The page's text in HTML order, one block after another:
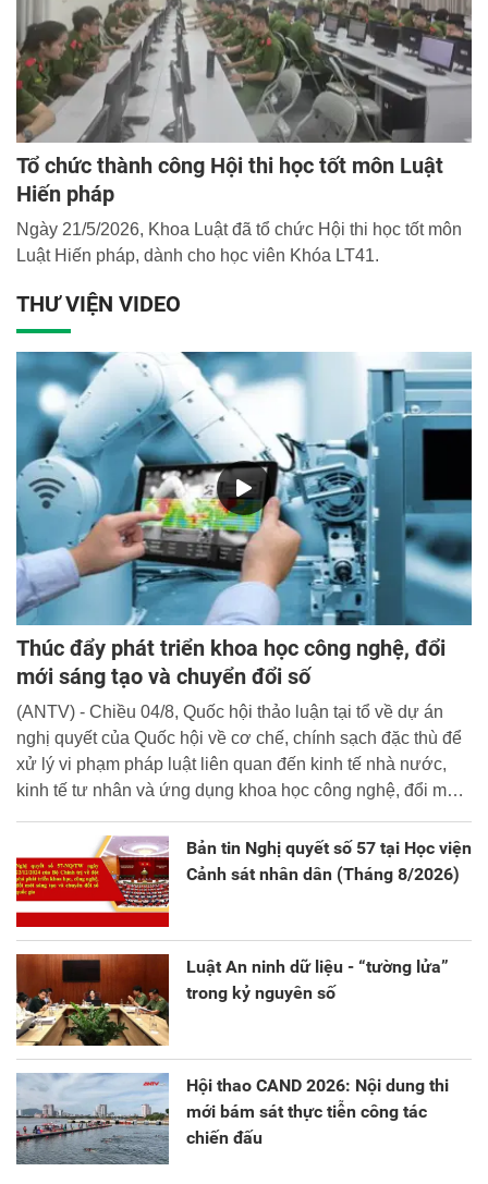
Tổ chức thành công Hội thi học tốt môn Luật
Hiến pháp
Ngày 21/5/2026, Khoa Luật đã tổ chức Hội thi học tốt môn
Luật Hiến pháp, dành cho học viên Khóa LT41.
THƯ VIỆN VIDEO
Thúc đẩy phát triển khoa học công nghệ, đổi
mới sáng tạo và chuyển đổi số
(ANTV) - Chiều 04/8, Quốc hội thảo luận tại tổ về dự án
nghị quyết của Quốc hội về cơ chế, chính sạch đặc thù để
xử lý vi phạm pháp luật liên quan đến kinh tế nhà nước,
kinh tế tư nhân và ứng dụng khoa học công nghệ, đổi mới
Bản tin Nghị quyết số 57 tại Học viện
Cảnh sát nhân dân (Tháng 8/2026)
Luật An ninh dữ liệu - “tường lửa”
trong kỷ nguyên số
Hội thao CAND 2026: Nội dung thi
mới bám sát thực tiễn công tác
chiến đấu